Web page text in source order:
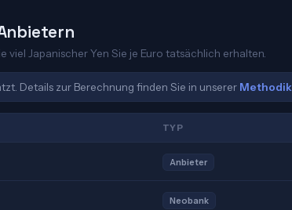
viel Japanischer Yen Sie je Euro tatsächlich erhalten.
Details zur Berechnung finden Sie in unserer Methodik
TYP
Anbieter
Neobank